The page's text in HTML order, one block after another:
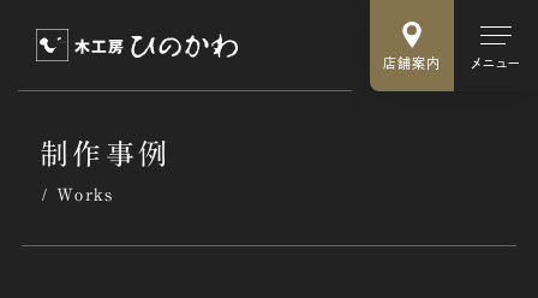
店舗案内 メニュー
制作事例
Works